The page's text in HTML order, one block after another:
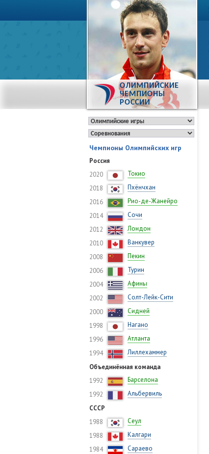
ОЛИМПИЙСКИЕ
ЧЕМПИОНЫ
РОССИИ
Чемпионы Олимпийских игр
Россия
2020
Токио
2018
Пхёнчхан
2016
Рио-де-Жанейро
2014
Сочи
2012
Лондон
2010
Ванкувер
2008
Пекин
2006
Турин
2004
Афины
2002
Солт-Лейк-Сити
2000
Сидней
1998
Нагано
1996
Атланта
1994
Лиллехаммер
Объединённая команда
1992
Барселона
1992
Альбервиль
СССР
1988
Сеул
1988
Калгари
1984
Сараево